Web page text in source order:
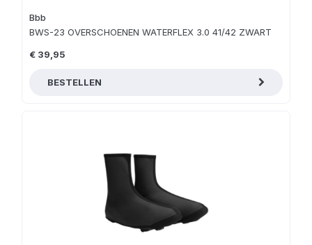
Bbb
BWS-23 OVERSCHOENEN WATERFLEX 3.0 41/42 ZWART
€ 39,95
BESTELLEN